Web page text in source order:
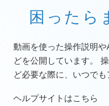
困ったら
動画を使った操作説明
どを公開しています。
ど必要な際に、いつでも
ヘルプサイトはこちら